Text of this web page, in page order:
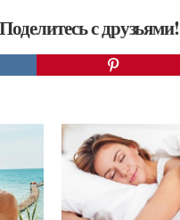
с друзьями!